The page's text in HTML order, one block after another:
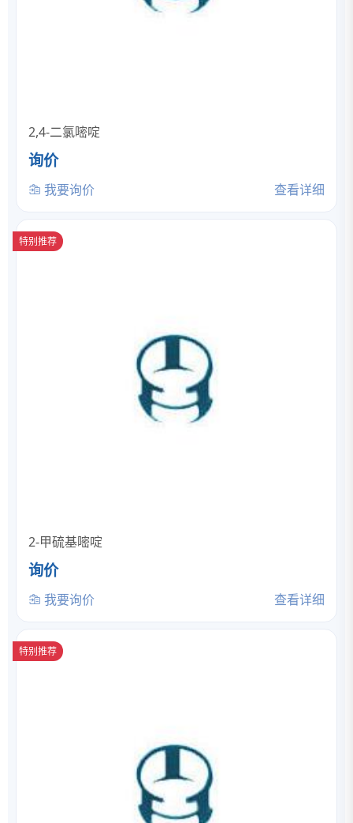
2,4-二氯嘧啶
询价
我要询价 查看详细
特别推荐
2-甲硫基嘧啶
询价
我要询价 查看详细
特别推荐